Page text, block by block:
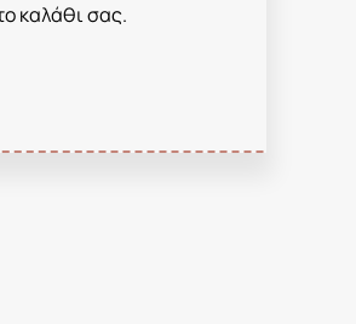
καλάθι σας.